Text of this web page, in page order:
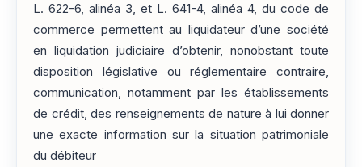
L. 622-6, alinéa 3, et L. 641-4, alinéa 4, du code de
commerce permettent au liquidateur d’une société
en liquidation judiciaire d’obtenir, nonobstant toute
disposition législative ou réglementaire contraire,
communication, notamment par les établissements
de crédit, des renseignements de nature à lui donner
une exacte information sur la situation patrimoniale
du débiteur